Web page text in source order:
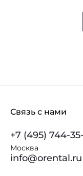
Связь с нами
+7 (495) 744-
Москва
info@orental.ru